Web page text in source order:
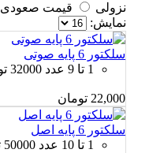
نزولی
قيمت صعودی
نمايش:
سلکتور 6 پایه صوتی
1 تا 9 عدد 32000 تومان
22,000 تومان
سلکتور 6 پایه اصل
1 تا 10 عدد 50000 تومان